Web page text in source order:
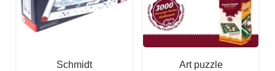
Schmidt
Art puzzle